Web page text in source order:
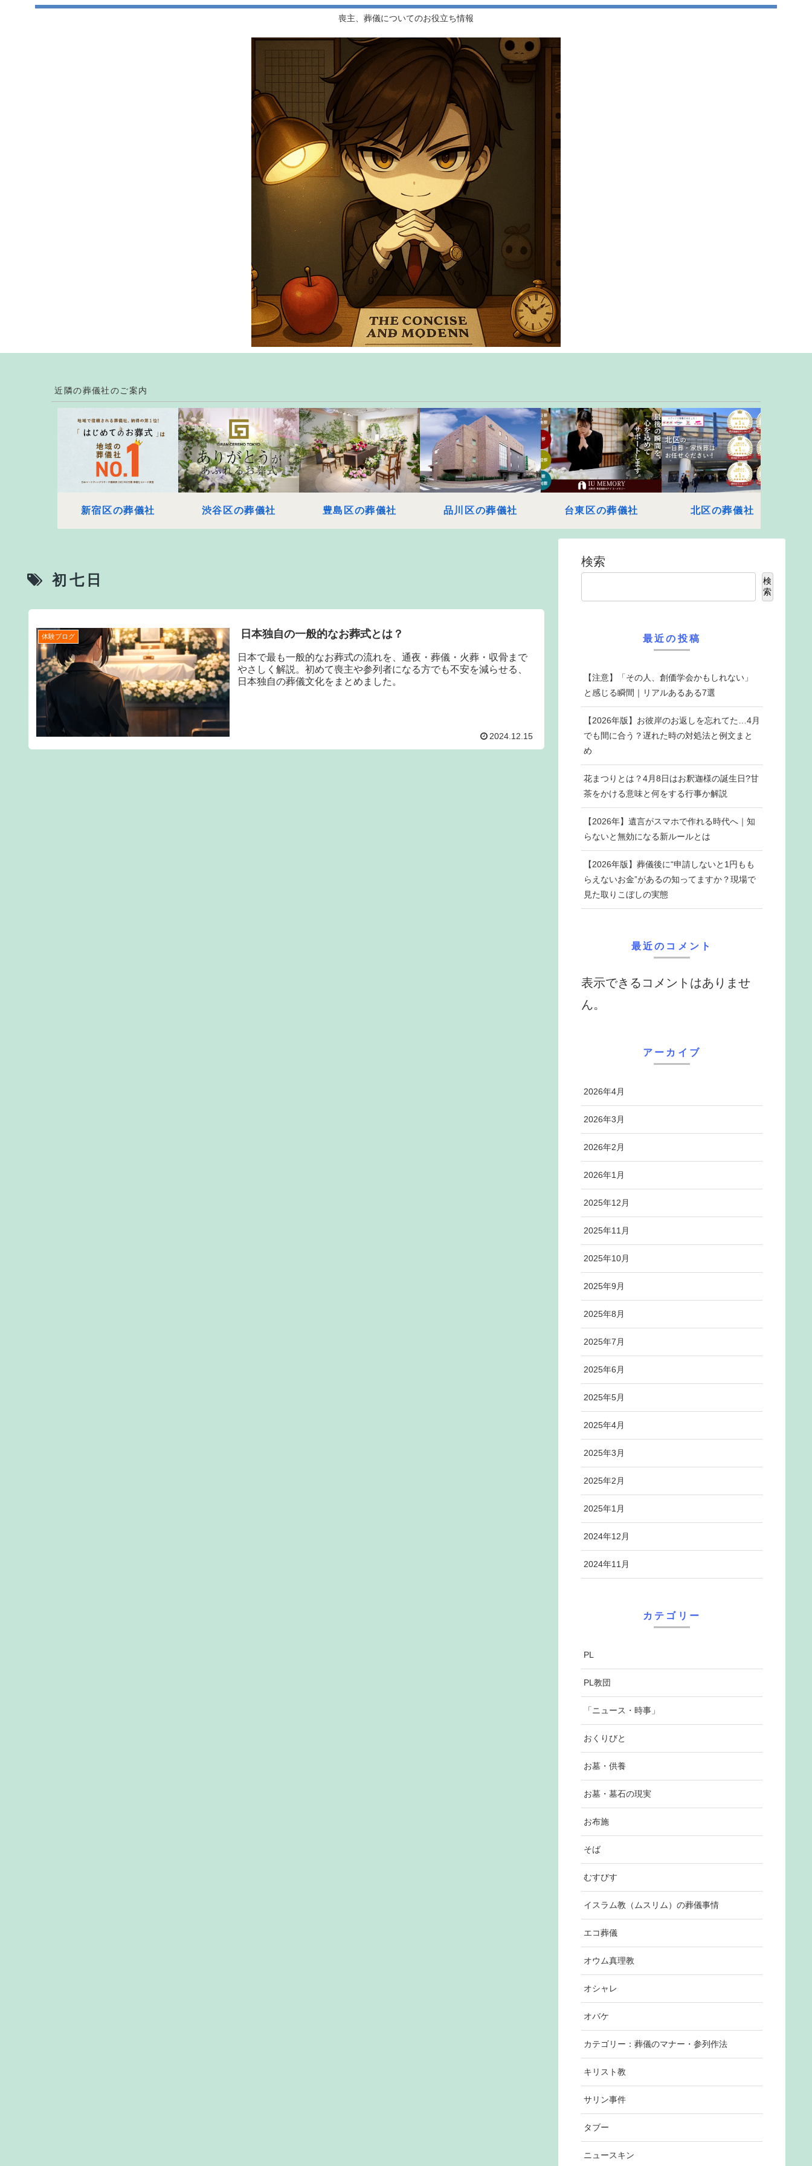
喪主、葬儀についてのお役立ち情報
近隣の葬儀社のご案内
新宿区の葬儀社 渋谷区の葬儀社 豊島区の葬儀社 品川区の葬儀社 台東区の葬儀社 北区の葬儀社
初七日
体験ブログ 日本独自の一般的なお葬式とは？
日本で最も一般的なお葬式の流れを、通夜・葬儀・火葬・収骨まで
やさしく解説。初めて喪主や参列者になる方でも不安を減らせる、
日本独自の葬儀文化をまとめました。
2024.12.15
検索
検
索
最近の投稿
【注意】「その人、創価学会かもしれない」
と感じる瞬間｜リアルあるある7選
【2026年版】お彼岸のお返しを忘れてた…4月
でも間に合う？遅れた時の対処法と例文まと
め
花まつりとは？4月8日はお釈迦様の誕生日?甘
茶をかける意味と何をする行事か解説
【2026年】遺言がスマホで作れる時代へ｜知
らないと無効になる新ルールとは
【2026年版】葬儀後に“申請しないと1円もも
らえないお金”があるの知ってますか？現場で
見た取りこぼしの実態
最近のコメント
表示できるコメントはありませ
ん。
アーカイブ
2026年4月
2026年3月
2026年2月
2026年1月
2025年12月
2025年11月
2025年10月
2025年9月
2025年8月
2025年7月
2025年6月
2025年5月
2025年4月
2025年3月
2025年2月
2025年1月
2024年12月
2024年11月
カテゴリー
PL
PL教団
「ニュース・時事」
おくりびと
お墓・供養
お墓・墓石の現実
お布施
そば
むすびす
イスラム教（ムスリム）の葬儀事情
エコ葬儀
オウム真理教
オシャレ
オバケ
カテゴリー：葬儀のマナー・参列作法
キリスト教
サリン事件
タブー
ニュースキン